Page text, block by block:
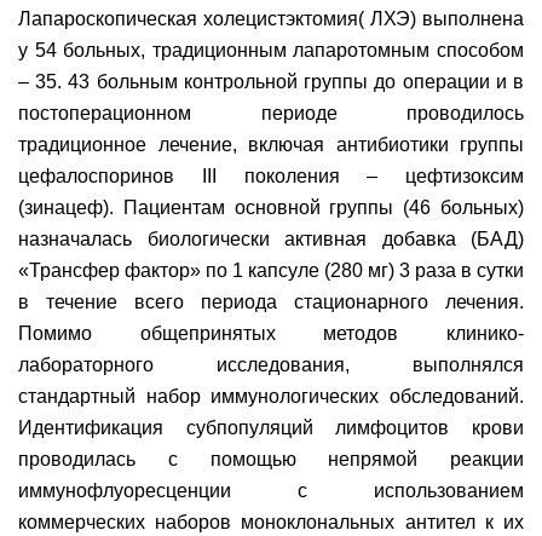
Лапароскопическая холецистэктомия( ЛХЭ) выполнена
у 54 больных, традиционным лапаротомным способом
– 35. 43 больным контрольной группы до операции и в
постоперационном периоде проводилось
традиционное лечение, включая антибиотики группы
цефалоспоринов III поколения – цефтизоксим
(зинацеф). Пациентам основной группы (46 больных)
назначалась биологически активная добавка (БАД)
«Трансфер фактор» по 1 капсуле (280 мг) 3 раза в сутки
в течение всего периода стационарного лечения.
Помимо общепринятых методов клинико-
лабораторного исследования, выполнялся
стандартный набор иммунологических обследований.
Идентификация субпопуляций лимфоцитов крови
проводилась с помощью непрямой реакции
иммунофлуоресценции с использованием
коммерческих наборов моноклональных антител к их